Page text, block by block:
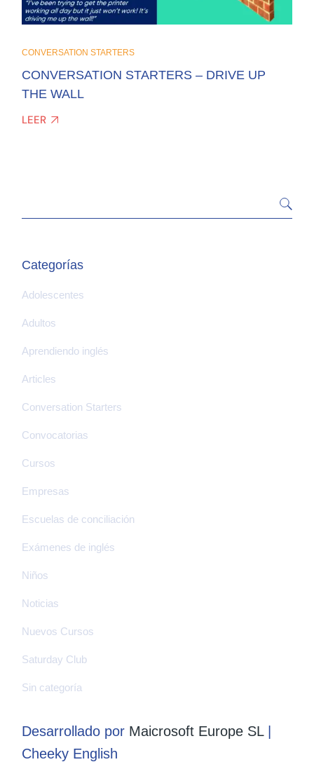
CONVERSATION STARTERS
CONVERSATION STARTERS – DRIVE UP
THE WALL
LEER
Categorías
Adolescentes
Adultos
Aprendiendo inglés
Articles
Conversation Starters
Convocatorias
Cursos
Empresas
Escuelas de conciliación
Exámenes de inglés
Niños
Noticias
Nuevos Cursos
Saturday Club
Sin categoría
Desarrollado por Maicrosoft Europe SL|
Cheeky English